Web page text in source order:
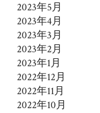
2023年5月
2023年4月
2023年3月
2023年2月
2023年1月
2022年12月
2022年11月
2022年10月